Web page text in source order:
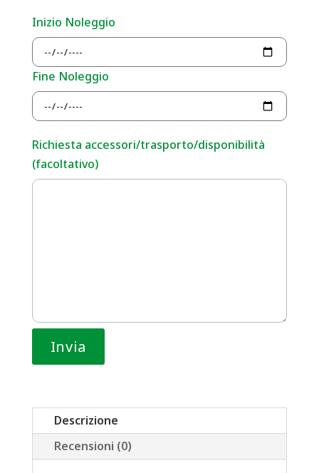
Inizio Noleggio
Fine Noleggio
Richiesta accessori/trasporto/disponibilità
(facoltativo)
Descrizione
Recensioni (0)